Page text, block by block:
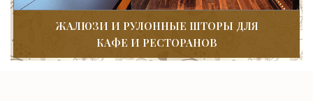
ЖАЛЮЗИ И РУЛОННЫЕ ШТОРЫ ДЛЯ
КАФЕ И РЕСТОРАНОВ